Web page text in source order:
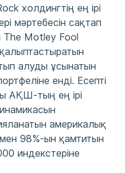
холдингтің ең ірі
мәртебесін сақтап
The Motley Fool
алуды ұсынатын
енді. Есепті
АҚШ-тың ең ірі
америкалық
98%-ын қамтитын
индекстеріне